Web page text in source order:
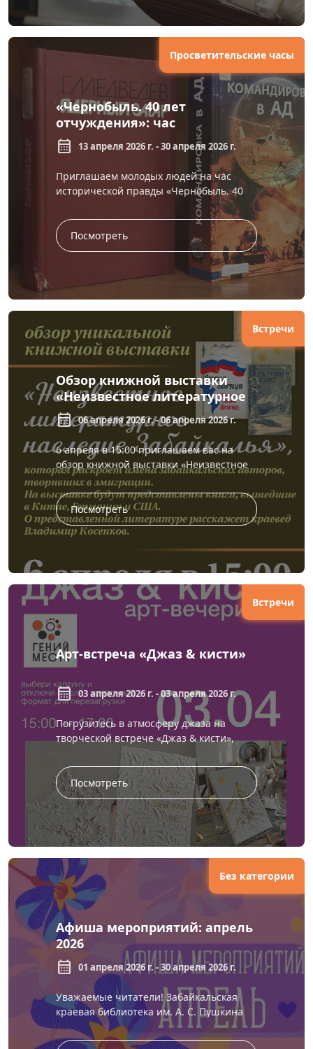
Просветительские часы
«Чернобыль. 40 лет
отчуждения»: час
исторической правды
calendar_month 13 апреля 2026 г. - 30 апреля 2026 г.
Приглашаем молодых людей на час
исторической правды «Чернобыль. 40
лет отчуждения» в Забайкальскую
краевую библиотеку им. А. С. Пушкина.
...
Посмотреть
Встречи
Обзор книжной выставки
«Неизвестное литературное
наследие Забайкалья»
calendar_month 06 апреля 2026 г. - 06 апреля 2026 г.
6 апреля в 15:00 приглашаем вас на
обзор книжной выставки «Неизвестное
литературное наследие Забайкалья».
Выставка посвящена забайкальским...
Посмотреть
Встречи
Арт-встреча «Джаз & кисти»
calendar_month 03 апреля 2026 г. - 03 апреля 2026 г.
Погрузитесь в атмосферу джаза на
творческой встрече «Джаз & кисти»,
приуроченной к Международному
фестивалю искусств «Цветущий б...
Посмотреть
Без категории
Афиша мероприятий: апрель
2026
calendar_month 01 апреля 2026 г. - 30 апреля 2026 г.
Уважаемые читатели! Забайкальская
краевая библиотека им. А. С. Пушкина
представляет вам план мероприятий на
апрель 2026 года. Месяц наполнен ...